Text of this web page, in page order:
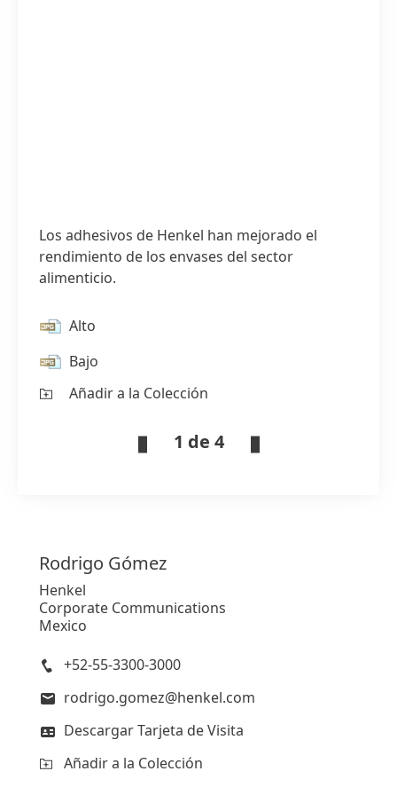
Los adhesivos de Henkel han mejorado el
rendimiento de los envases del sector
alimenticio.
Alto
Bajo
Añadir a la Colección
1 de 4
Rodrigo Gómez
Henkel
Corporate Communications
Mexico
+52-55-3300-3000
rodrigo.gomez@henkel.com
Descargar Tarjeta de Visita
Añadir a la Colección